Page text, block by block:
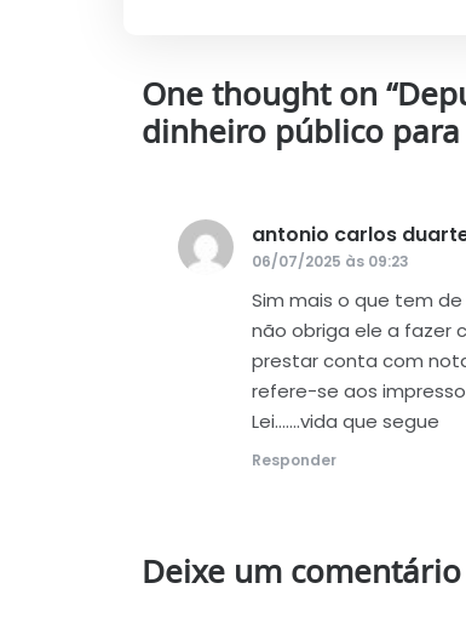
One thought on “
dinheiro público
antonio carlos
06/07/2025 às 09:23
Sim mais o que tem
não obriga ele a fazer
prestar conta com
refere-se aos
Lei…….vida que segue
Responder
Deixe um comentário